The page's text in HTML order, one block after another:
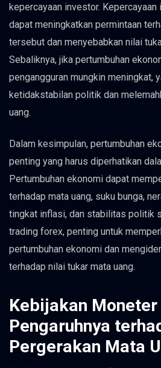
kepercayaan investor.
dapat meningkatkan permintaan
tersebut dan menyebabkan nilai
Sebaliknya, jika pertumbuhan
pengangguran mungkin meningkat,
ketidakstabilan politik dan
uang.
Dalam kesimpulan, pertumbuhan
penting yang harus diperhatikan
Pertumbuhan ekonomi dapat
terhadap mata uang, suku bunga,
tingkat inflasi, dan stabilitas politik
trading forex, penting untuk
pertumbuhan ekonomi dan
terhadap nilai tukar mata uang.
Kebijakan Moneter
Pengaruhnya
Pergerakan Mata